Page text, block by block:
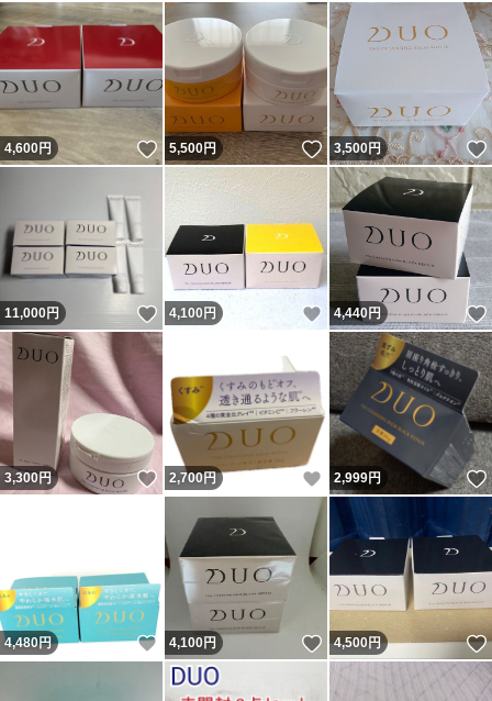
4,600円 いいね！
5,500円 いいね！
3,500円
11,000円 いいね！
4,100 円 いいね！
4,440円
3,300円 いいね！
2,700円 いいね！
2,999円
4,480円 いいね！
4,100円 いいね！
4,500円